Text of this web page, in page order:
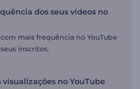
dos seus vídeos no
mais frequência no YouTube
inscritos.
visualizações no YouTube